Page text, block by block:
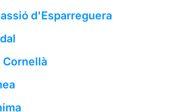
d'Esparreguera